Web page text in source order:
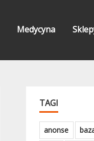
Medycyna
TAGI
anonse